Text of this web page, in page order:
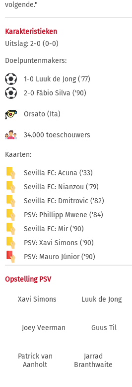
volgende."
Karakteristieken
Uitslag: 2-0 (0-0)
Doelpuntenmakers:
1-0 Luuk de Jong ('77)
2-0 Fábio Silva ('90)
Orsato (Ita)
34.000 toeschouwers
Kaarten:
Sevilla FC: Acuna ('33)
Sevilla FC: Nianzou ('79)
Sevilla FC: Dmitrovic ('82)
PSV: Phillipp Mwene ('84)
Sevilla FC: Mir ('90)
PSV: Xavi Simons ('90)
PSV: Mauro Júnior ('90)
Opstelling PSV
Xavi Simons Luuk de Jong
Joey Veerman Guus Til
Patrick van
Aanholt
Jarrad
Branthwaite